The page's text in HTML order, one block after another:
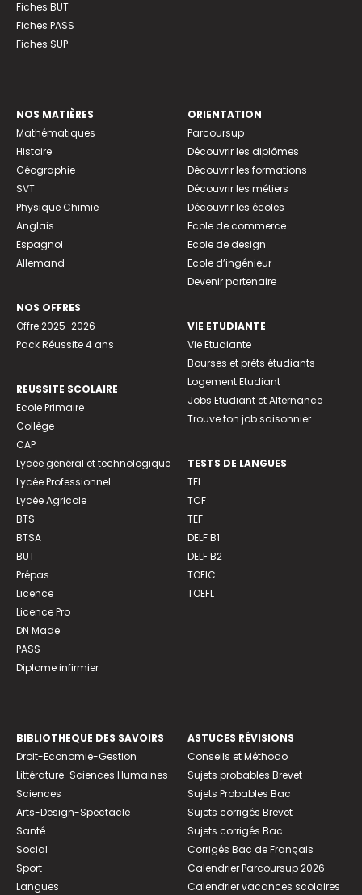
Fiches BUT
Fiches PASS
Fiches SUP
NOS MATIÈRES
Mathématiques
Histoire
Géographie
SVT
Physique Chimie
Anglais
Espagnol
Allemand
NOS OFFRES
Offre 2025-2026
Pack Réussite 4 ans
REUSSITE SCOLAIRE
Ecole Primaire
Collège
CAP
Lycée général et technologique
Lycée Professionnel
Lycée Agricole
BTS
BTSA
BUT
Prépas
Licence
Licence Pro
DN Made
PASS
Diplome infirmier
ORIENTATION
Parcoursup
Découvrir les diplômes
Découvrir les formations
Découvrir les métiers
Découvrir les écoles
Ecole de commerce
Ecole de design
Ecole d’ingénieur
Devenir partenaire
VIE ETUDIANTE
Vie Etudiante
Bourses et prêts étudiants
Logement Etudiant
Jobs Etudiant et Alternance
Trouve ton job saisonnier
TESTS DE LANGUES
TFI
TCF
TEF
DELF B1
DELF B2
TOEIC
TOEFL
BIBLIOTHEQUE DES SAVOIRS
Droit-Economie-Gestion
Littérature-Sciences Humaines
Sciences
Arts-Design-Spectacle
Santé
Social
Sport
Langues
ASTUCES RÉVISIONS
Conseils et Méthodo
Sujets probables Brevet
Sujets Probables Bac
Sujets corrigés Brevet
Sujets corrigés Bac
Corrigés Bac de Français
Calendrier Parcoursup 2026
Calendrier vacances scolaires